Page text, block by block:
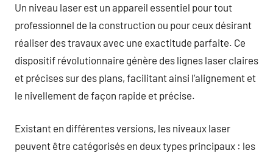
Un niveau laser est un appareil essentiel pour tout
professionnel de la construction ou pour ceux désirant
réaliser des travaux avec une exactitude parfaite. Ce
dispositif révolutionnaire génère des lignes laser claires
et précises sur des plans, facilitant ainsi l’alignement et
le nivellement de façon rapide et précise.
Existant en différentes versions, les niveaux laser
peuvent être catégorisés en deux types principaux : les